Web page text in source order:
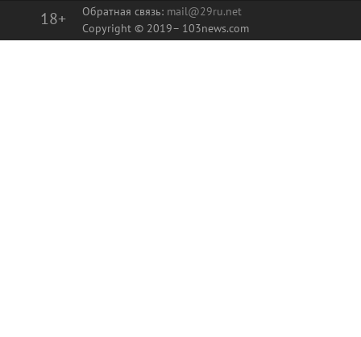
18+ Обратная связь: mail@29ru.net
Copyright © 2019– 103news.com